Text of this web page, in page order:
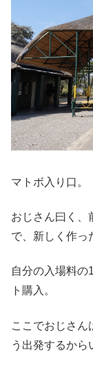
マトボ入り口。
おじさん曰く、
で、新しく作っ
自分の入場料の
ト購入。
ここでおじさ
う出発するから